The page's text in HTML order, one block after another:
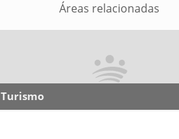
Áreas relacionadas
Turismo